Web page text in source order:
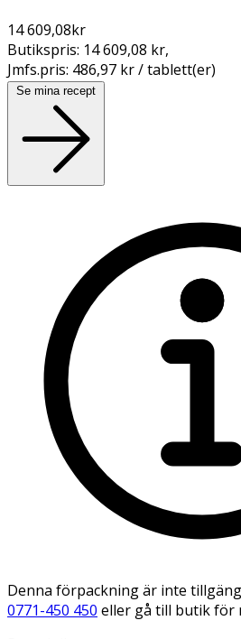
14 609,08kr
Butikspris: 14 609,08 kr,
Jmfs.pris: 486,97 kr / tablett(er)
Se mina recept
Denna förpackning är inte
0771-450 450 eller gå till butik för